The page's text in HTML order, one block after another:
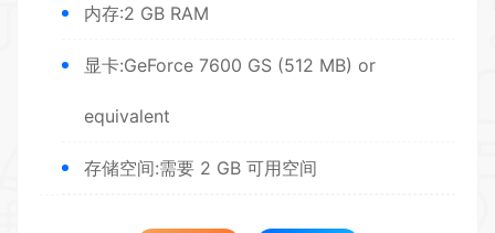
内存:2 GB RAM
显卡:GeForce 7600 GS (512 MB) or
equivalent
存储空间:需要 2 GB 可用空间